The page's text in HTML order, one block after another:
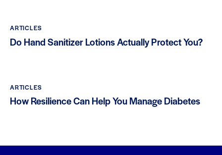
ARTICLES
Do Hand Sanitizer Lotions Actually Protect You?
ARTICLES
How Resilience Can Help You Manage Diabetes